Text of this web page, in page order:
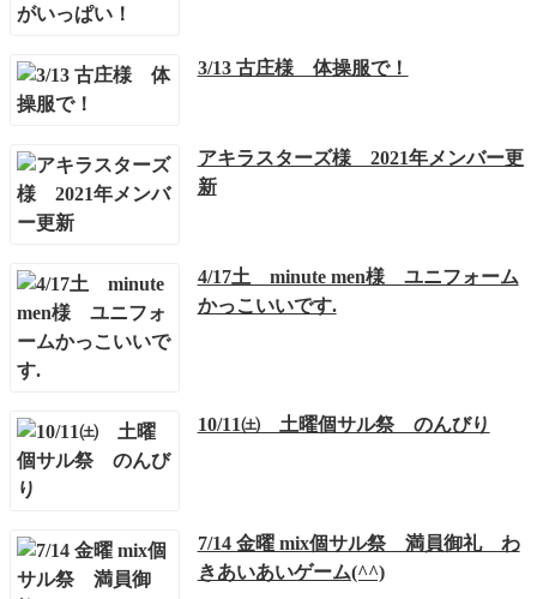
3/13 古庄様 体操服で！
アキラスターズ様 2021年メンバー更
新
4/17土 minute men様 ユニフォーム
かっこいいです.
10/11㈯ 土曜個サル祭 のんびり
7/14 金曜 mix個サル祭 満員御礼 わ
きあいあいゲーム(^^)